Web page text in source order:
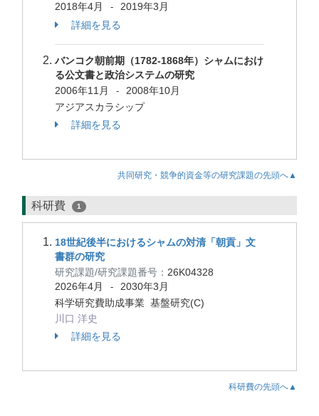
2018年4月
-
2019年3月
詳細を見る
バンコク朝前期（1782-1868年）シャムにおけ
る公文書と政治システムの研究
2006年11月
-
2008年10月
アジアスカラシップ
詳細を見る
共同研究・競争的資金等の研究課題の先頭へ▲
科研費 1
18世紀後半におけるシャムの対清「朝貢」文
書群の研究
研究課題/研究課題番号： 26K04328
2026年4月
-
2030年3月
科学研究費助成事業 基盤研究(C)
川口 洋史
詳細を見る
科研費の先頭へ▲